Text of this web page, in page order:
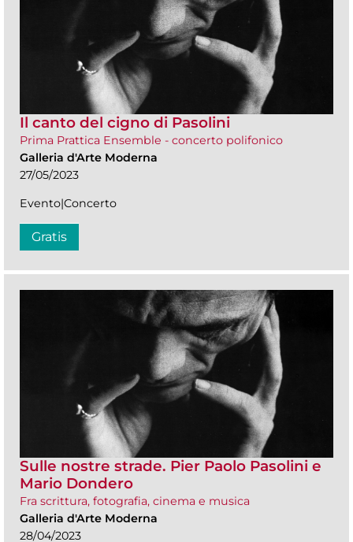
Il canto del cigno di Pasolini
Prima Prattica Ensemble - concerto polifonico
Galleria d'Arte Moderna
27/05/2023
Evento|Concerto
Gratis
Sulle nostre strade. Pier Paolo Pasolini e
Mario Dondero
Fra scrittura, fotografia, cinema e musica
Galleria d'Arte Moderna
28/04/2023